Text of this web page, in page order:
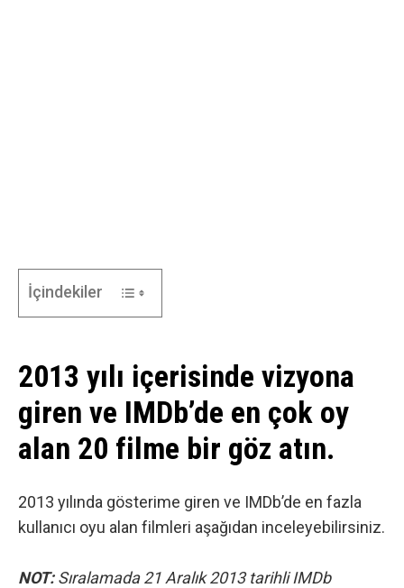
İçindekiler
2013 yılı içerisinde vizyona
giren ve IMDb’de en çok oy
alan 20 filme bir göz atın.
2013 yılında gösterime giren ve IMDb’de en fazla
kullanıcı oyu alan filmleri aşağıdan inceleyebilirsiniz.
NOT:Sıralamada 21 Aralık 2013 tarihli IMDb